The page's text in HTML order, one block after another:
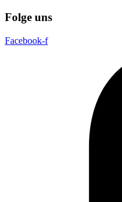
Folge uns
Facebook-f